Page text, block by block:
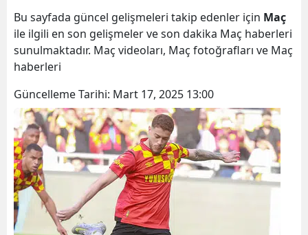
Bu sayfada güncel gelişmeleri takip edenler için Maç
ile ilgili en son gelişmeler ve son dakika Maç haberleri
sunulmaktadır. Maç videoları, Maç fotoğrafları ve Maç
haberleri
Güncelleme Tarihi: Mart 17, 2025 13:00